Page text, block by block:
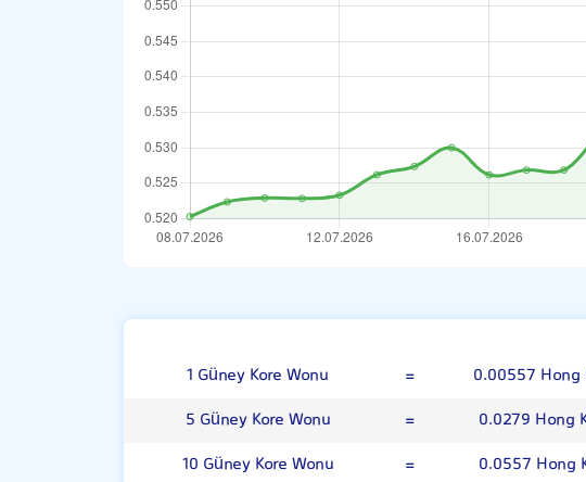
1 Güney Kore Wonu =
0.00557 Hong
5 Güney Kore Wonu
=
0.0279 Hong
10 Güney Kore Wonu
=
0.0557 Hong